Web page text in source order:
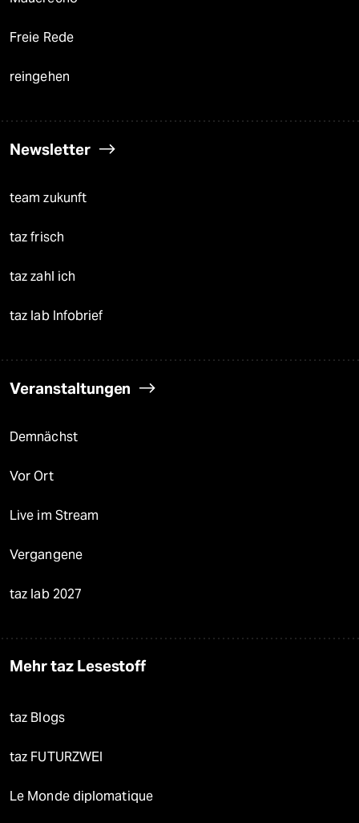
Freie Rede
reingehen
Newsletter
team zukunft
taz frisch
taz zahl ich
taz lab Infobrief
Veranstaltungen
Demnächst
Vor Ort
Live im Stream
Vergangene
taz lab 2027
Mehr taz Lesestoff
taz Blogs
taz FUTURZWEI
Le Monde diplomatique